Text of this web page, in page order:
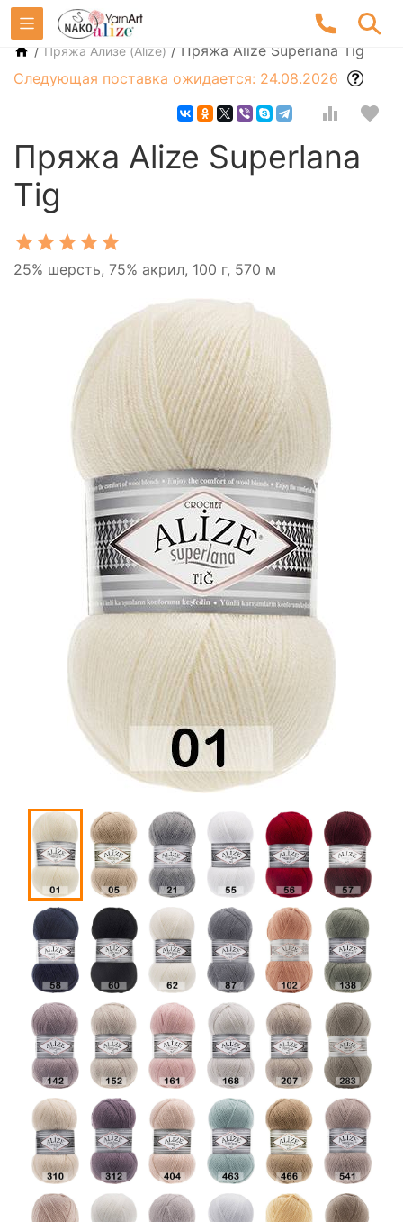
/ Пряжа Ализе (Alize) / Пряжа Alize Superlana Tig
Следующая поставка ожидается: 24.08.2026
Пряжа Alize Superlana
Tig
25% шерсть, 75% акрил, 100 г, 570 м